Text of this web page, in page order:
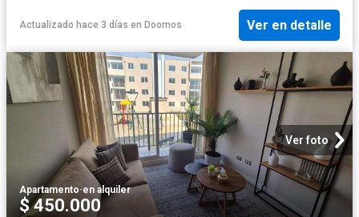
Actualizado hace 3 días en Doomos Ver en detalle
Ver foto
Apartamento·en alquiler
$ 450.000